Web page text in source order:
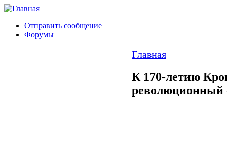
Отправить сообщение
Форумы
Главная
К 170-летию
революционный